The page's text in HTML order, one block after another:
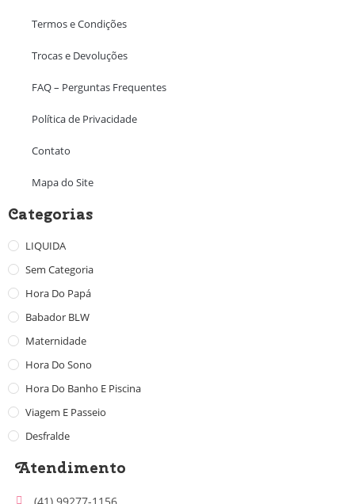
Termos e Condições
Trocas e Devoluções
FAQ – Perguntas Frequentes
Política de Privacidade
Contato
Mapa do Site
Categorias
LIQUIDA
Sem Categoria
Hora Do Papá
Babador BLW
Maternidade
Hora Do Sono
Hora Do Banho E Piscina
Viagem E Passeio
Desfralde
Atendimento
(41) 99277-1156